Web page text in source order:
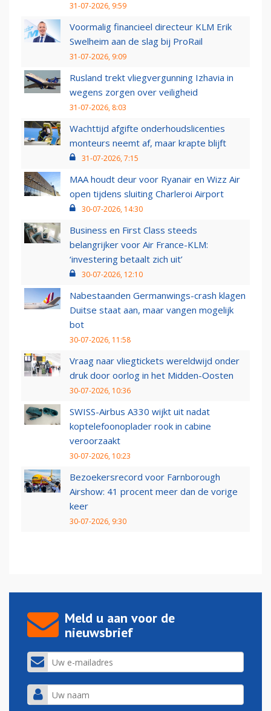
31-07-2026, 9:59
Voormalig financieel directeur KLM Erik
Swelheim aan de slag bij ProRail
31-07-2026, 9:09
Rusland trekt vliegvergunning Izhavia in
wegens zorgen over veiligheid
31-07-2026, 8:03
Wachttijd afgifte onderhoudslicenties
monteurs neemt af, maar krapte blijft
31-07-2026, 7:15
MAA houdt deur voor Ryanair en Wizz Air
open tijdens sluiting Charleroi Airport
30-07-2026, 14:30
Business en First Class steeds
belangrijker voor Air France-KLM:
‘investering betaalt zich uit’
30-07-2026, 12:10
Nabestaanden Germanwings-crash klagen
Duitse staat aan, maar vangen mogelijk
bot
30-07-2026, 11:58
Vraag naar vliegtickets wereldwijd onder
druk door oorlog in het Midden-Oosten
30-07-2026, 10:36
SWISS-Airbus A330 wijkt uit nadat
koptelefoonoplader rook in cabine
veroorzaakt
30-07-2026, 10:23
Bezoekersrecord voor Farnborough
Airshow: 41 procent meer dan de vorige
keer
30-07-2026, 9:30
Meld u aan voor de
nieuwsbrief